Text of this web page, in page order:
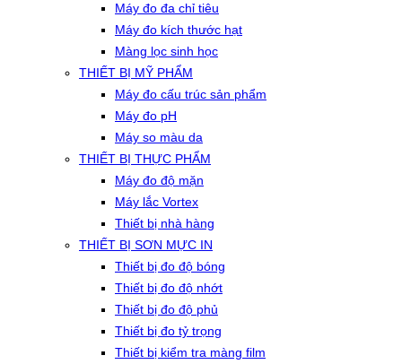
Máy đo đa chỉ tiêu
Máy đo kích thước hạt
Màng lọc sinh học
THIẾT BỊ MỸ PHẨM
Máy đo cấu trúc sản phẩm
Máy đo pH
Máy so màu da
THIẾT BỊ THỰC PHẨM
Máy đo độ mặn
Máy lắc Vortex
Thiết bị nhà hàng
THIẾT BỊ SƠN MỰC IN
Thiết bị đo độ bóng
Thiết bị đo độ nhớt
Thiết bị đo độ phủ
Thiết bị đo tỷ trọng
Thiết bị kiểm tra màng film